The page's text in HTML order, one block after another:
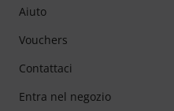
Aiuto
Vouchers
Contattaci
Entra nel negozio